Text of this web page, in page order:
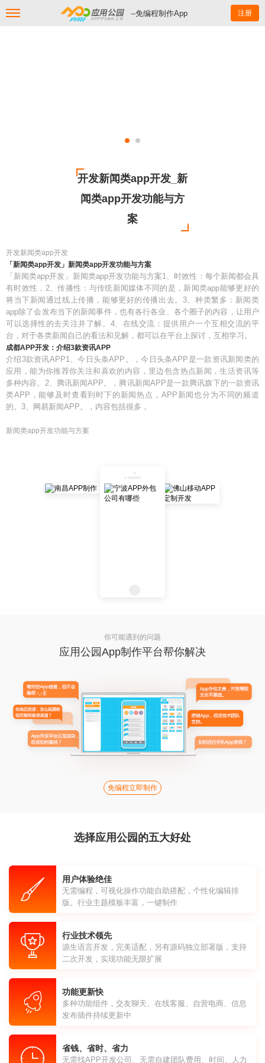
--免编程制作App 注册
开发新闻类app开发_新
闻类app开发功能与方
案
开发新闻类app开发
「新闻类app开发」新闻类app开发功能与方案
「新闻类app开发」新闻类app开发功能与方案1、时效性：每个新闻都会具
有时效性，2、传播性：与传统新闻媒体不同的是，新闻类app能够更好的
将当下新闻通过线上传播，能够更好的传播出去。3、种类繁多：新闻类
app除了会发布当下的新闻事件，也有各行各业、各个圈子的内容，让用户
可以选择性的去关注并了解。4、在线交流：提供用户一个互相交流的平
台，对于各类新闻自己的看法和见解，都可以在平台上探讨，互相学习。
成都APP开发：介绍3款资讯APP
介绍3款资讯APP1、今日头条APP。，今日头条APP是一款资讯新闻类的
应用，能为你推荐你关注和喜欢的内容，里边包含热点新闻，生活资讯等
多种内容。2、腾讯新闻APP。，腾讯新闻APP是一款腾讯旗下的一款资讯
类APP，能够及时查看到时下的新闻热点，APP新闻也分为不同的频道
的。3、网易新闻APP。，内容包括很多，
新闻类app开发功能与方案
你可能遇到的问题
应用公园App制作平台帮你解决
免编程立即制作
选择应用公园的五大好处
用户体验绝佳
无需编程，可视化操作功能自助搭配，个性化编辑排
版。行业主题模板丰富，一键制作
行业技术领先
源生语言开发，完美适配，另有源码独立部署版，支持
二次开发，实现功能无限扩展
功能更新快
多种功能组件，交友聊天、在线客服、自营电商、信息
发布插件持续更新中
省钱、省时、省力
无需找APP开发公司、无需自建团队费用、时间、人力